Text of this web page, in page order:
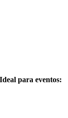
Ideal para eventos: